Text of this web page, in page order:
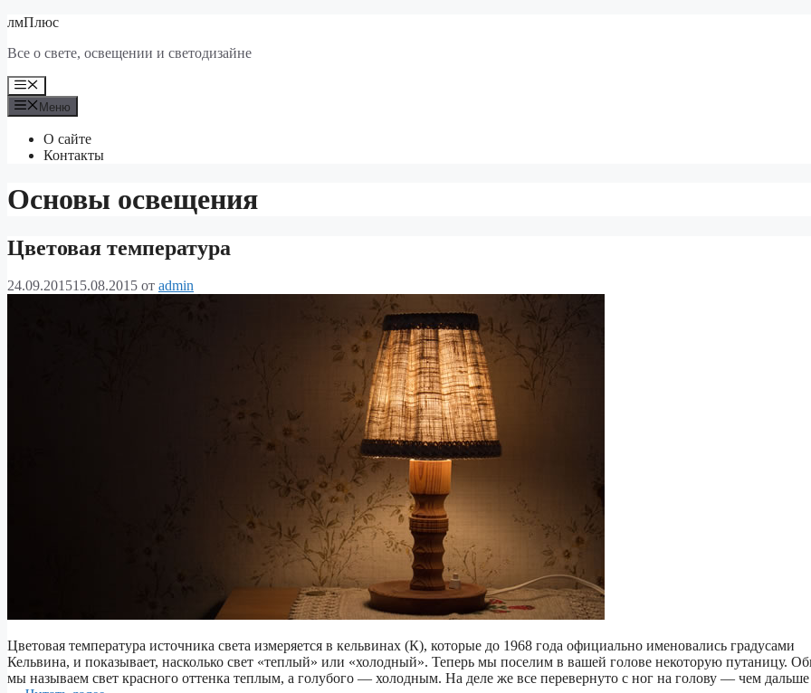
Перейти
содержимому
лмПлюс
Все о свете, освещении и светодизайне
Меню
Меню
О сайте
Контакты
Основы освещения
Цветовая температура
24.09.201515.08.2015 от admin
Цветовая температура источника света измеряется в кельвинах (К), которые до 1968 года официально именовались градусами
Кельвина, и показывает, насколько свет «теплый» или «холодный». Теперь мы поселим в вашей голове некоторую путаницу.
мы называем свет красного оттенка теплым, а голубого — холодным. На деле же все перевернуто с ног на голову — чем дальше